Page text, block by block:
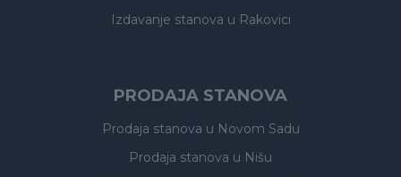
Izdavanje stanova u Rakovici
PRODAJA STANOVA
Prodaja stanova u Novom Sadu
Prodaja stanova u Nišu